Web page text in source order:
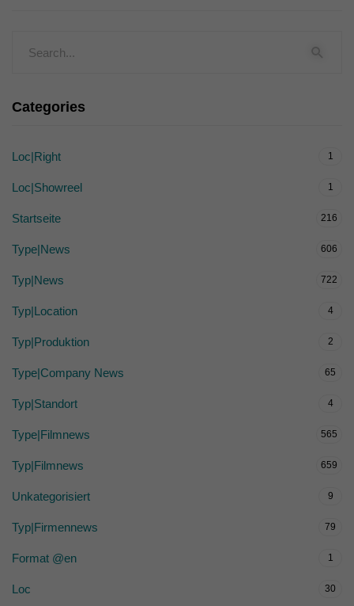
Categories
Loc|Right 1
Loc|Showreel 1
Startseite 216
Type|News 606
Typ|News 722
Typ|Location 4
Typ|Produktion 2
Type|Company News 65
Typ|Standort 4
Type|Filmnews 565
Typ|Filmnews 659
Unkategorisiert 9
Typ|Firmennews 79
Format @en 1
Loc 30